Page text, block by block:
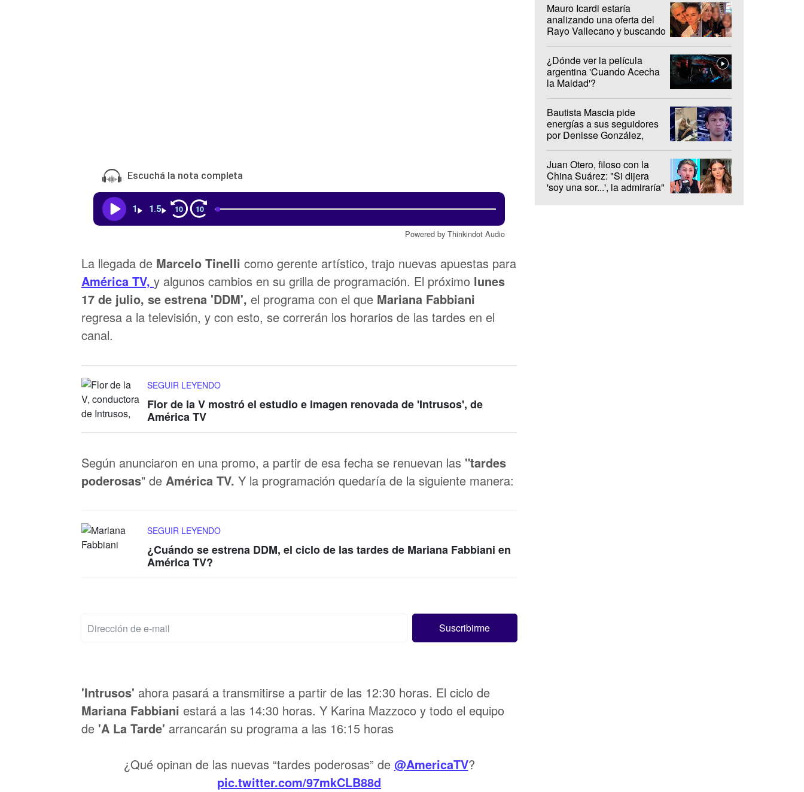
Escuchá la nota completa
1 1.5 10 10
Powered by Thinkindot Audio
La llegada de Marcelo Tinelli como gerente artístico, trajo nuevas apuestas para
América TV, y algunos cambios en su grilla de programación. El próximo lunes
17 de julio, se estrena 'DDM', el programa con el que Mariana Fabbiani
regresa a la televisión, y con esto, se correrán los horarios de las tardes en el
canal.
SEGUIR LEYENDO
Flor de la V mostró el estudio e imagen renovada de 'Intrusos', de
América TV
Según anunciaron en una promo, a partir de esa fecha se renuevan las "tardes
poderosas" de América TV. Y la programación quedaría de la siguiente manera:
SEGUIR LEYENDO
¿Cuándo se estrena DDM, el ciclo de las tardes de Mariana Fabbiani en
América TV?
'Intrusos' ahora pasará a transmitirse a partir de las 12:30 horas. El ciclo de
Mariana Fabbiani estará a las 14:30 horas. Y Karina Mazzoco y todo el equipo
de 'A La Tarde' arrancarán su programa a las 16:15 horas
¿Qué opinan de las nuevas “tardes poderosas” de @AmericaTV?
pic.twitter.com/97mkCLB88d
Mauro Icardi estaría
analizando una oferta del
Rayo Vallecano y buscando
¿Dónde ver la película
argentina 'Cuando Acecha
la Maldad'?
Bautista Mascia pide
energías a sus seguidores
por Denisse González,
Juan Otero, filoso con la
China Suárez: "Si dijera
'soy una sor...', la admiraría"